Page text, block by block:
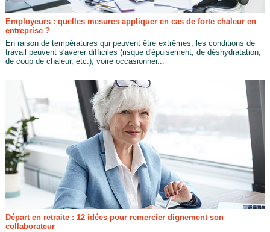
Employeurs : quelles mesures appliquer en cas de forte chaleur en
entreprise ?
En raison de températures qui peuvent être extrêmes, les conditions de
travail peuvent s'avérer difficiles (risque d'épuisement, de déshydratation,
de coup de chaleur, etc.), voire occasionner...
Départ en retraite : 12 idées pour remercier dignement son
collaborateur